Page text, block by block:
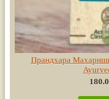
Прандхара